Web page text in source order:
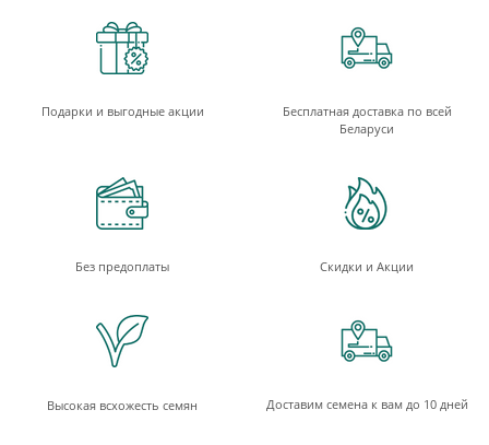
Подарки и выгодные акции
Бесплатная доставка по всей
Беларуси
Без предоплаты Скидки и Акции
Высокая всхожесть семян Доставим семена к вам до 10 дней